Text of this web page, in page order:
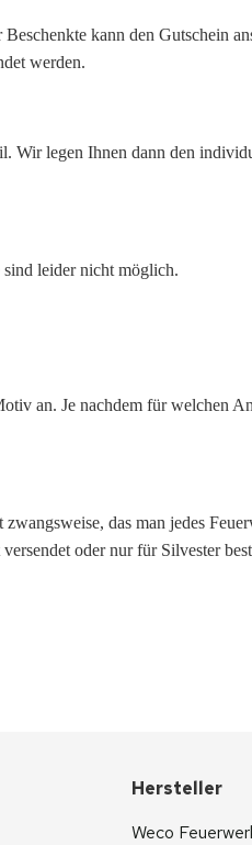
kann den Gutschein
werden.
legen Ihnen dann den
leider nicht möglich.
an. Je nachdem für welchen
das man jedes
oder nur für Silvester
Hersteller
Weco